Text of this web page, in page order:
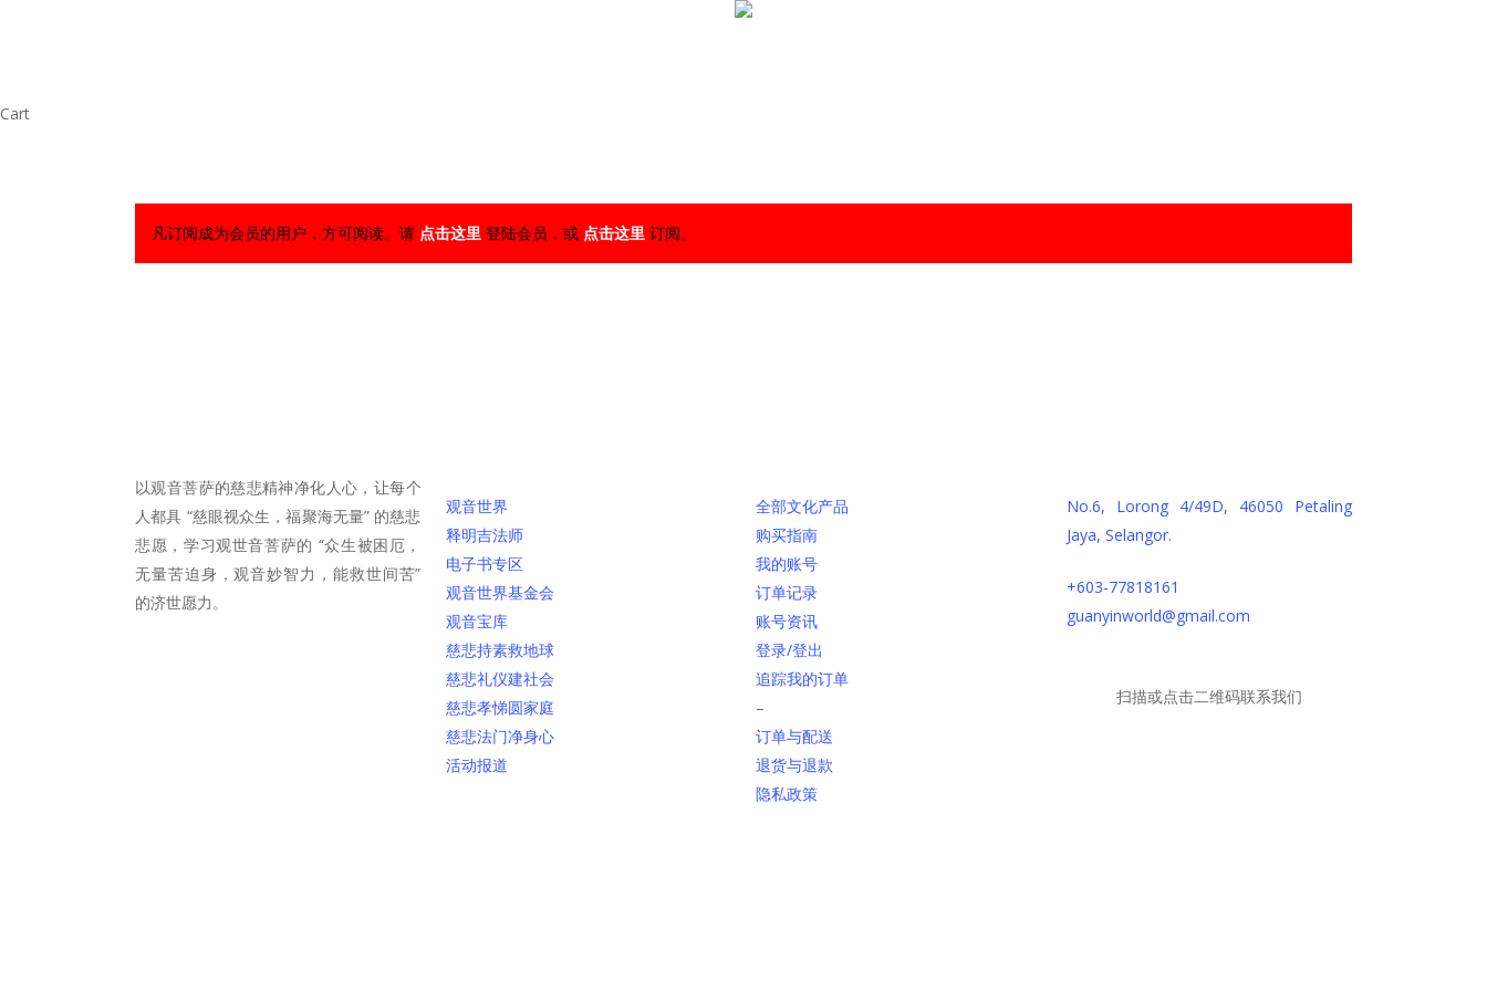
CartClose
凡订阅成为会员的用户，方可阅读。请 点击这里 登陆会员，或 点击这里 订阅。
以观音菩萨的慈悲精神净化人心，让每个
人都具 “慈眼视众生，福聚海无量” 的慈悲
悲愿，学习观世音菩萨的 “众生被困厄，
无量苦迫身，观音妙智力，能救世间苦”
的济世愿力。
观音世界
释明吉法师
电子书专区
观音世界基金会
观音宝库
慈悲持素救地球
慈悲礼仪建社会
慈悲孝悌圆家庭
慈悲法门净身心
活动报道
全部文化产品
购买指南
我的账号
订单记录
账号资讯
登录/登出
追踪我的订单
–
订单与配送
退货与退款
隐私政策
No.6, Lorong 4/49D, 46050 Petaling
Jaya, Selangor.
+603-77818161
guanyinworld@gmail.com
扫描或点击二维码联系我们